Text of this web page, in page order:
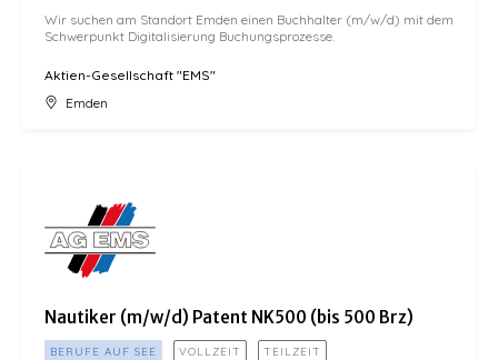
Wir suchen am Standort Emden einen Buchhalter (m/w/d) mit dem
Schwerpunkt Digitalisierung Buchungsprozesse.
Aktien-Gesellschaft "EMS"
Emden
Nautiker (m/w/d) Patent NK500 (bis 500 Brz)
BERUFE AUF SEE VOLLZEIT TEILZEIT